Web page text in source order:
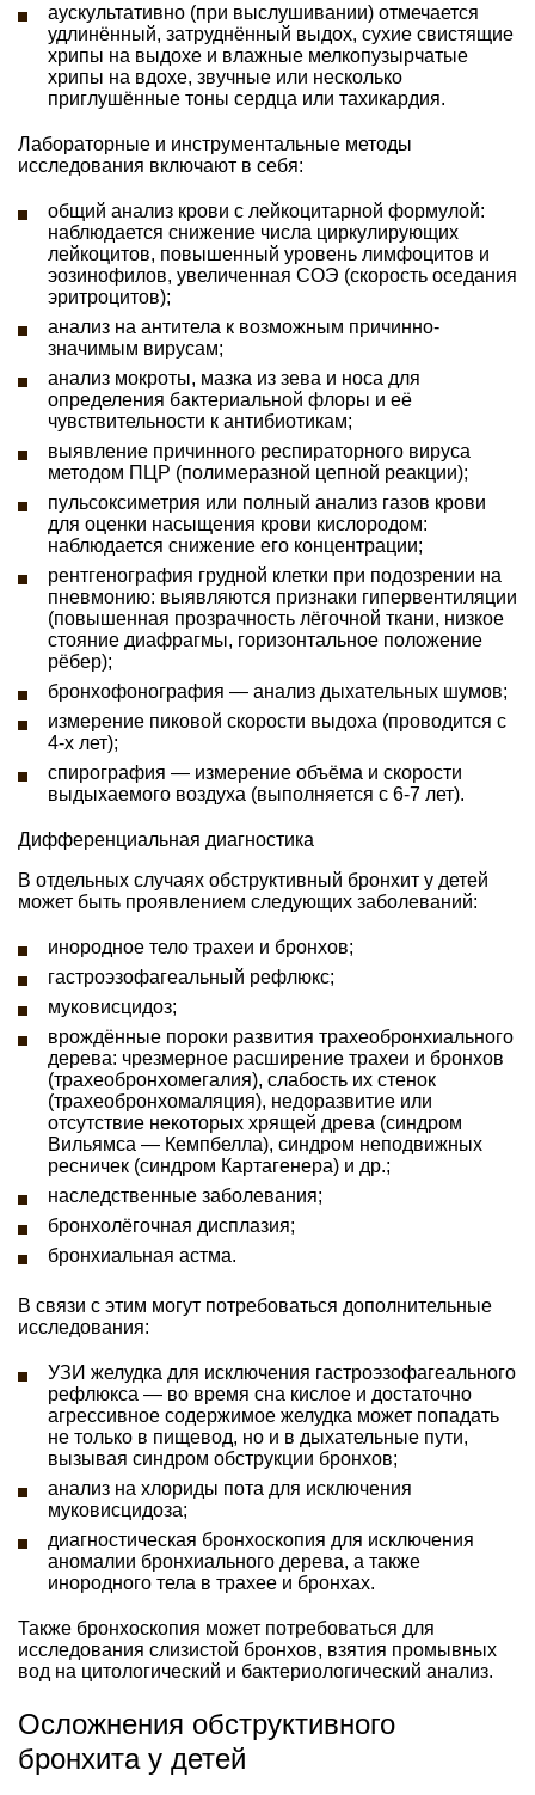
аускультативно (при выслушивании) отмечается
удлинённый, затруднённый выдох, сухие свистящие
хрипы на выдохе и влажные мелкопузырчатые
хрипы на вдохе, звучные или несколько
приглушённые тоны сердца или тахикардия.
Лабораторные и инструментальные методы
исследования включают в себя:
общий анализ крови с лейкоцитарной формулой:
наблюдается снижение числа циркулирующих
лейкоцитов, повышенный уровень лимфоцитов и
эозинофилов, увеличенная СОЭ (скорость оседания
эритроцитов);
анализ на антитела к возможным причинно-
значимым вирусам;
анализ мокроты, мазка из зева и носа для
определения бактериальной флоры и её
чувствительности к антибиотикам;
выявление причинного респираторного вируса
методом ПЦР (полимеразной цепной реакции);
пульсоксиметрия или полный анализ газов крови
для оценки насыщения крови кислородом:
наблюдается снижение его концентрации;
рентгенография грудной клетки при подозрении на
пневмонию: выявляются признаки гипервентиляции
(повышенная прозрачность лёгочной ткани, низкое
стояние диафрагмы, горизонтальное положение
рёбер);
бронхофонография — анализ дыхательных шумов;
измерение пиковой скорости выдоха (проводится с
4-х лет);
спирография — измерение объёма и скорости
выдыхаемого воздуха (выполняется с 6-7 лет).
Дифференциальная диагностика
В отдельных случаях обструктивный бронхит у детей
может быть проявлением следующих заболеваний:
инородное тело трахеи и бронхов;
гастроэзофагеальный рефлюкс;
муковисцидоз;
врождённые пороки развития трахеобронхиального
дерева: чрезмерное расширение трахеи и бронхов
(трахеобронхомегалия), слабость их стенок
(трахеобронхомаляция), недоразвитие или
отсутствие некоторых хрящей древа (синдром
Вильямса — Кемпбелла), синдром неподвижных
ресничек (синдром Картагенера) и др.;
наследственные заболевания;
бронхолёгочная дисплазия;
бронхиальная астма.
В связи с этим могут потребоваться дополнительные
исследования:
УЗИ желудка для исключения гастроэзофагеального
рефлюкса — во время сна кислое и достаточно
агрессивное содержимое желудка может попадать
не только в пищевод, но и в дыхательные пути,
вызывая синдром обструкции бронхов;
анализ на хлориды пота для исключения
муковисцидоза;
диагностическая бронхоскопия для исключения
аномалии бронхиального дерева, а также
инородного тела в трахее и бронхах.
Также бронхоскопия может потребоваться для
исследования слизистой бронхов, взятия промывных
вод на цитологический и бактериологический анализ.
Осложнения обструктивного
бронхита у детей